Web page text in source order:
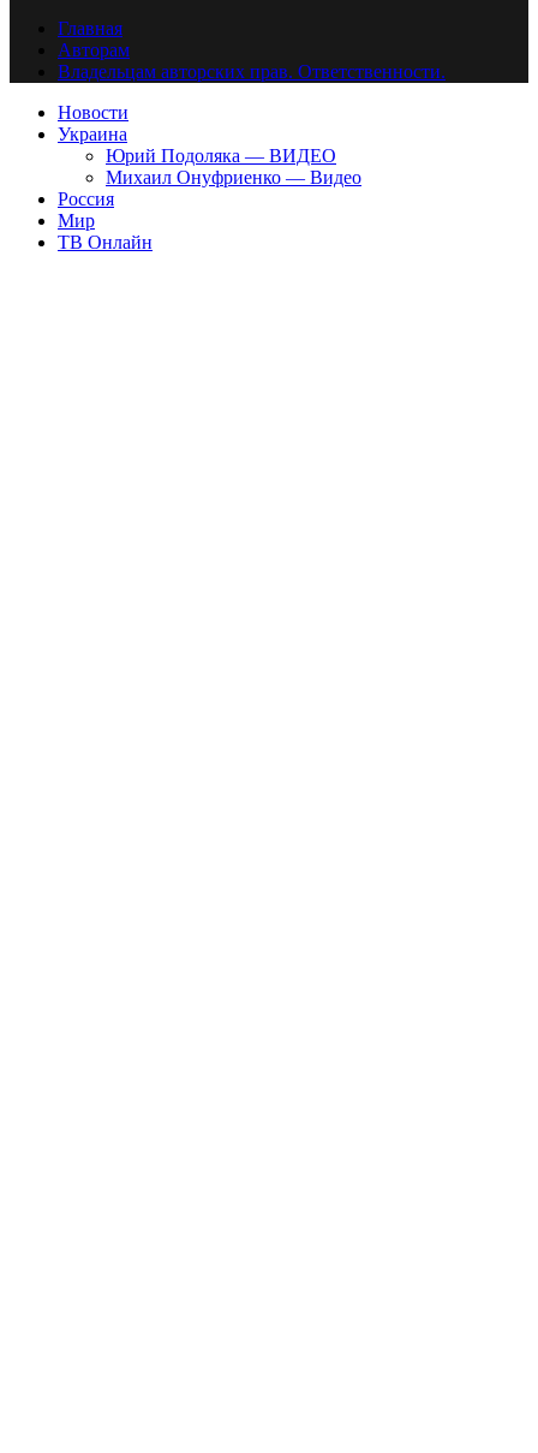
Главная
Авторам
Владельцам авторских прав. Ответственности.
Новости
Украина
Юрий Подоляка — ВИДЕО
Михаил Онуфриенко — Видео
Россия
Мир
ТВ Онлайн